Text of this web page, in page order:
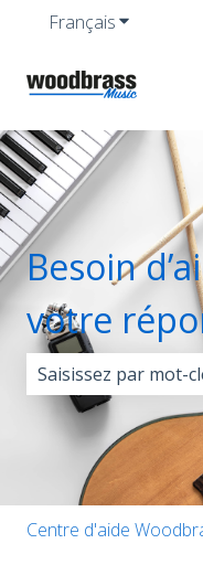
FrançaisAfficher le
Besoin
votre
Il n'y a aucune
Centre d'aide